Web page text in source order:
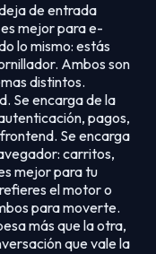
de entrada
mejor para e-
lo mismo: estás
Ambos son
distintos.
Se encarga de la
pagos,
Se encarga
carritos,
mejor para tu
el motor o
para moverte.
más que la otra,
que vale la